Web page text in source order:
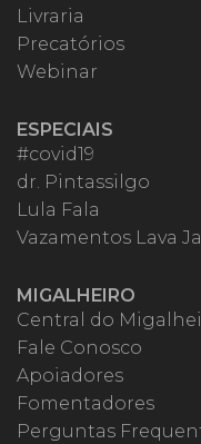
Livraria
Precatórios
Webinar
ESPECIAIS
#covid19
dr. Pintassilgo
Lula Fala
Vazamentos Lava
MIGALHEIRO
Central do
Fale Conosco
Apoiadores
Fomentadores
Perguntas